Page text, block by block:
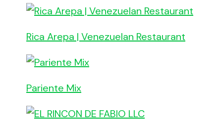
Rica Arepa | Venezuelan Restaurant
Pariente Mix